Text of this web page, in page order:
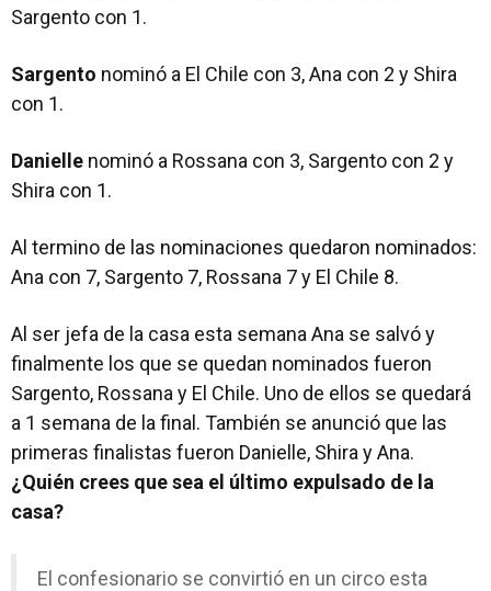
Sargento con 1.
Sargento nominó a El Chile con 3, Ana con 2 y Shira
con 1.
Danielle nominó a Rossana con 3, Sargento con 2 y
Shira con 1.
Al termino de las nominaciones quedaron nominados:
Ana con 7, Sargento 7, Rossana 7 y El Chile 8.
Al ser jefa de la casa esta semana Ana se salvó y
finalmente los que se quedan nominados fueron
Sargento, Rossana y El Chile. Uno de ellos se quedará
a 1 semana de la final. También se anunció que las
primeras finalistas fueron Danielle, Shira y Ana.
¿Quién crees que sea el último expulsado de la
casa?
El confesionario se convirtió en un circo esta